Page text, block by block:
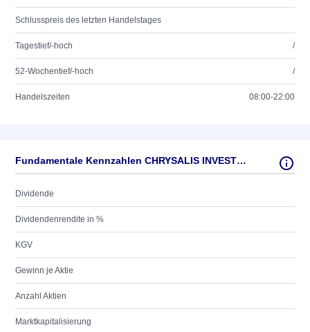
Schlusspreis des letzten Handelstages
Tagestief/-hoch /
52-Wochentief/-hoch /
Handelszeiten 08:00-22:00
Fundamentale Kennzahlen CHRYSALIS INVESTMENTS LTD
Dividende
Dividendenrendite in %
KGV
Gewinn je Aktie
Anzahl Aktien
Marktkapitalisierung